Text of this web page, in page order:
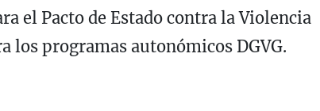
el Pacto de Estado contra la Violencia
los programas autonómicos DGVG.